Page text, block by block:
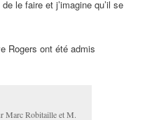
le faire et j’imagine qu’il se
Rogers ont été admis
Marc Robitaille et M.